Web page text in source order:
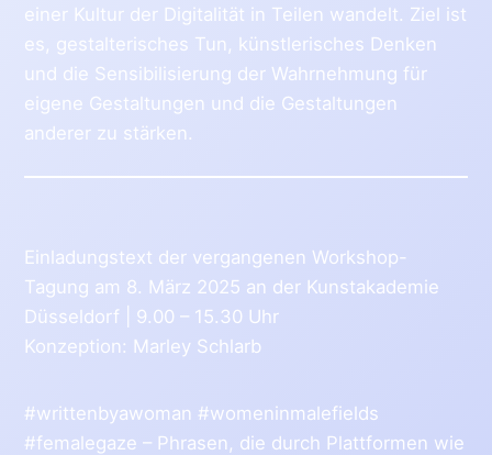
einer Kultur der Digitalität in Teilen wandelt. Ziel ist
es, gestalterisches Tun, künstlerisches Denken
und die Sensibilisierung der Wahrnehmung für
eigene Gestaltungen und die Gestaltungen
anderer zu stärken.
Einladungstext der vergangenen Workshop-
Tagung am 8. März 2025 an der Kunstakademie
Düsseldorf | 9.00 – 15.30 Uhr
Konzeption: Marley Schlarb
#writtenbyawoman #womeninmalefields
#femalegaze – Phrasen, die durch Plattformen wie